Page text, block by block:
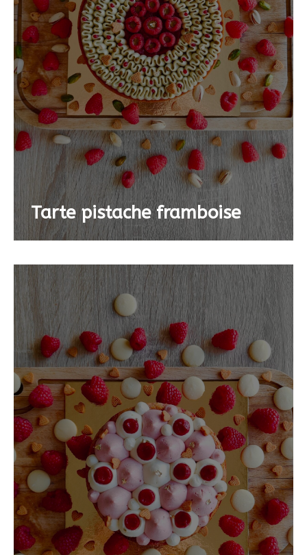
Tarte pistache framboise